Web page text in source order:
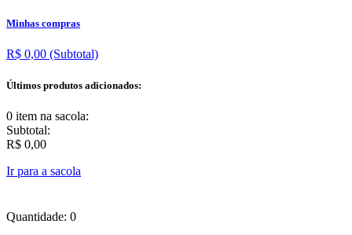
Minhas compras
R$ 0,00 (Subtotal)
Últimos produtos adicionados:
0 item na sacola:
Subtotal:
R$ 0,00
Ir para a sacola
Quantidade: 0